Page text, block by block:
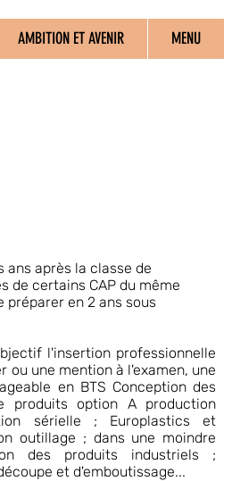
AMBITION ET AVENIR MENU
ans après la classe de
de certains CAP du même
en 2 ans sous
l'insertion professionnelle
ou une mention à l'examen, une
en BTS Conception des
produits option A production
sérielle ; Europlastics et
outillage ; dans une moindre
des produits industriels ;
et d'emboutissage...